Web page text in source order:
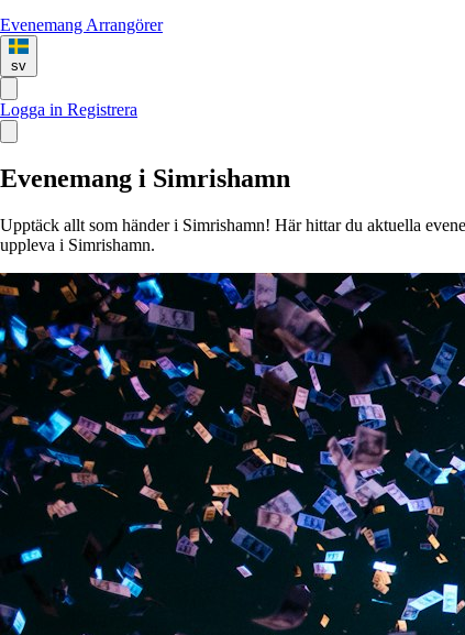
Evenemang Arrangörer
sv
Logga in Registrera
Evenemang i Simrishamn
Upptäck allt som händer i Simrishamn! Här hittar du aktuella
uppleva i Simrishamn.